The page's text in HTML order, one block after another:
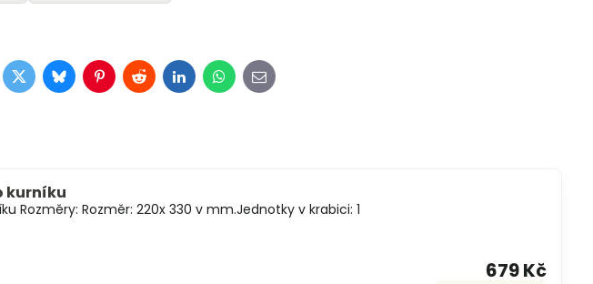
TwitterBlueskyPinterest
RedditLinkedInWhatsApp
E-
mail
kurníku
Rozměry: Rozměr: 220x 330 v mm.Jednotky v krabici: 1
679 Kč